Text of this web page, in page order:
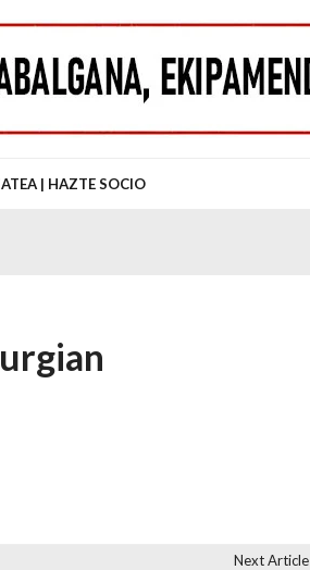
| HAZTE SOCIO
Next Article